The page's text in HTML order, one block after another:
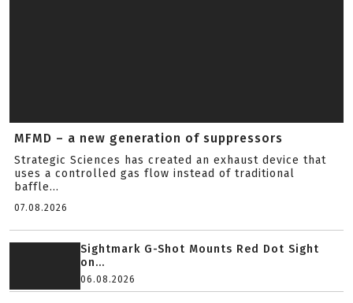
MFMD – a new generation of suppressors
Strategic Sciences has created an exhaust device that
uses a controlled gas flow instead of traditional
baffle...
07.08.2026
Sightmark G-Shot Mounts Red Dot Sight
on...
06.08.2026